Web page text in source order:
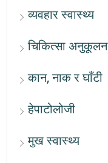
व्यवहार स्वास्थ्य
चिकित्सा अनुकूलन
कान, नाक र घाँटी
हेपाटोलोजी
मुख स्वास्थ्य